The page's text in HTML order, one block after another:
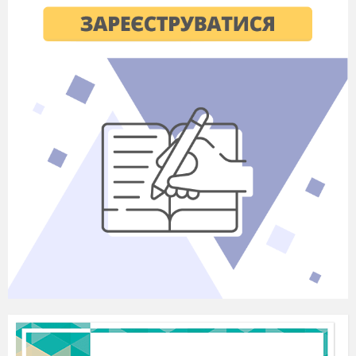
В ніч святого Миколая
Всюди творяться діла,
А антипки метушаться,
Щоб зробити дітям зла.
№5 Вихід чортиці
Що,що, про що йде мова,
Звідки холод лютий дме?
Хто згадав чортячу душу,
З ким я говорити мушу?
Ой,о-о-о! Які завзяті!